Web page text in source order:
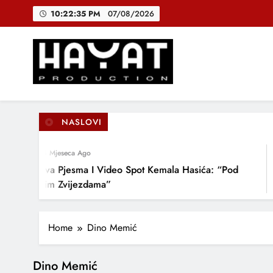
10:22:36 PM 07/08/2026
Hayat Production
Promocija domaće muzike
NASLOVI
4 Mjeseca Ago
Nova Pjesma I Video Spot Kemala Hasića: “Pod
Ovim Zvijezdama”
Home Dino Memić
Dino Memić